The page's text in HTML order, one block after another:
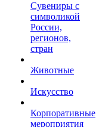
Сувениры с
символикой
России,
регионов,
стран
Животные
Искусство
Корпоративные
мероприятия